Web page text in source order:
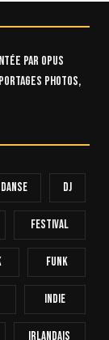
par OPUS
photos,
Danse Dj
FESTIVAL
Funk
INDIE
Irlandais